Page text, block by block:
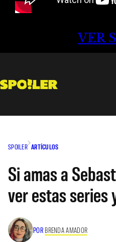
VER
SPOILER ARTÍCULOS
Si amas a
ver estas series
POR BRENDA AMADOR